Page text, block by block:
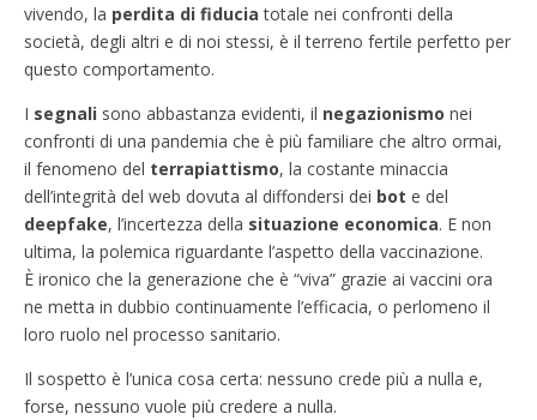
vivendo, la perdita di fiducia totale nei confronti della
società, degli altri e di noi stessi, è il terreno fertile perfetto per
questo comportamento.
I segnali sono abbastanza evidenti, il negazionismo nei
confronti di una pandemia che è più familiare che altro ormai,
il fenomeno del terrapiattismo, la costante minaccia
dell’integrità del web dovuta al diffondersi dei bot e del
deepfake, l’incertezza della situazione economica. E non
ultima, la polemica riguardante l’aspetto della vaccinazione.
È ironico che la generazione che è “viva” grazie ai vaccini ora
ne metta in dubbio continuamente l’efficacia, o perlomeno il
loro ruolo nel processo sanitario.
Il sospetto è l’unica cosa certa: nessuno crede più a nulla e,
forse, nessuno vuole più credere a nulla.